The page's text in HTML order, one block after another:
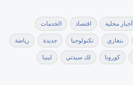
أخبار محلية اقتصاد الخدمات
بنغازي تكنولوجيا جديدة رياضة
كورونا لك سيدتي ليبيا